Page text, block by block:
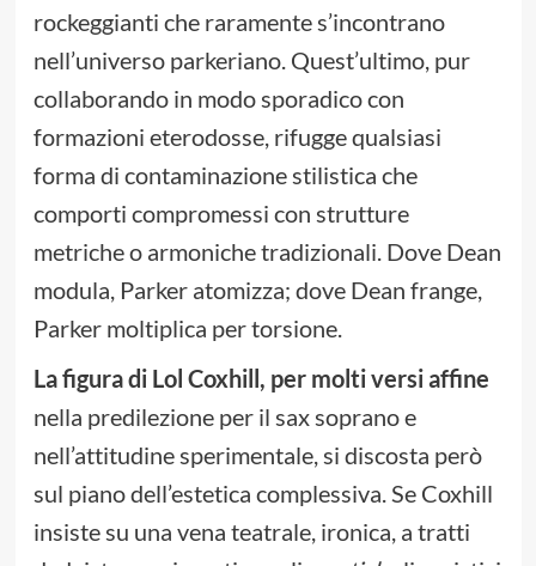
rockeggianti che raramente s’incontrano
nell’universo parkeriano. Quest’ultimo, pur
collaborando in modo sporadico con
formazioni eterodosse, rifugge qualsiasi
forma di contaminazione stilistica che
comporti compromessi con strutture
metriche o armoniche tradizionali. Dove Dean
modula, Parker atomizza; dove Dean frange,
Parker moltiplica per torsione.
La figura di Lol Coxhill, per molti versi affine
nella predilezione per il sax soprano e
nell’attitudine sperimentale, si discosta però
sul piano dell’estetica complessiva. Se Coxhill
insiste su una vena teatrale, ironica, a tratti